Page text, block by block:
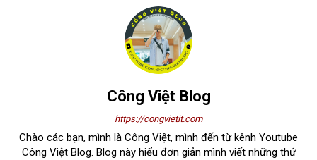
Công Việt Blog
https://congvietit.com
Chào các bạn, mình là Công Việt, mình đến từ kênh Youtube
Công Việt Blog. Blog này hiểu đơn giản mình viết những thứ